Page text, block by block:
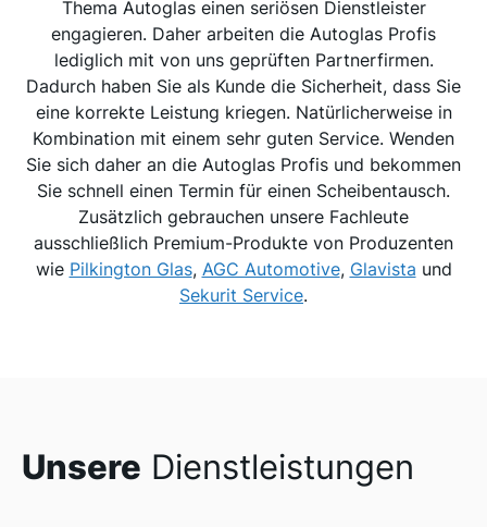
Thema Autoglas einen seriösen Dienstleister
engagieren. Daher arbeiten die Autoglas Profis
lediglich mit von uns geprüften Partnerfirmen.
Dadurch haben Sie als Kunde die Sicherheit, dass Sie
eine korrekte Leistung kriegen. Natürlicherweise in
Kombination mit einem sehr guten Service. Wenden
Sie sich daher an die Autoglas Profis und bekommen
Sie schnell einen Termin für einen Scheibentausch.
Zusätzlich gebrauchen unsere Fachleute
ausschließlich Premium-Produkte von Produzenten
wie Pilkington Glas, AGC Automotive, Glavista und
Sekurit Service.
Unsere Dienstleistungen